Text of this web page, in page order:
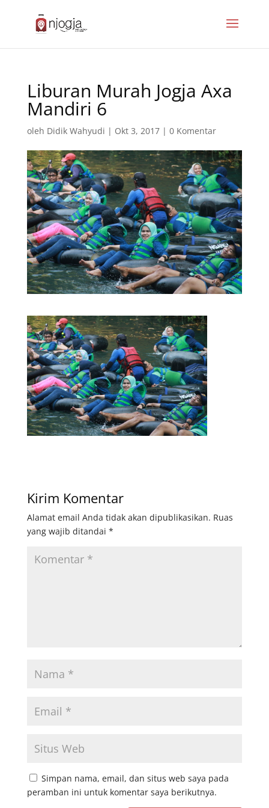
Liburan Murah Jogja Axa
Mandiri 6
oleh Didik Wahyudi | Okt 3, 2017| 0 Komentar
Kirim Komentar
Alamat email Anda tidak akan dipublikasikan. Ruas
yang wajib ditandai *
Simpan nama, email, dan situs web saya pada
peramban ini untuk komentar saya berikutnya.